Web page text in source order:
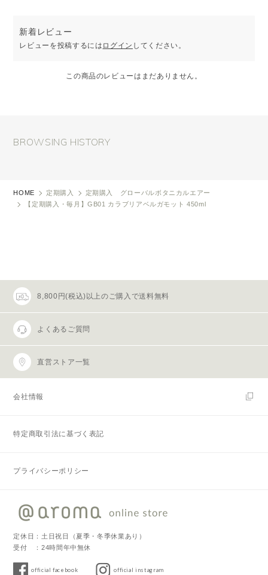
新着レビュー
レビューを投稿するには ログイン してください。
この商品のレビューはまだありません。
BROWSING HISTORY
HOME 定期購入
定期購入 グローバルボタニカルエアー
【定期購入・毎月】GB01 カラブリアベルガモット 450ml
8,800円(税込)以上のご購入で送料無料
よくあるご質問
直営ストア一覧
会社情報
特定商取引法に基づく表記
プライバシーポリシー
定休日：土日祝日（夏季・冬季休業あり）
受付 ：24時間年中無休
official facebook official instagram